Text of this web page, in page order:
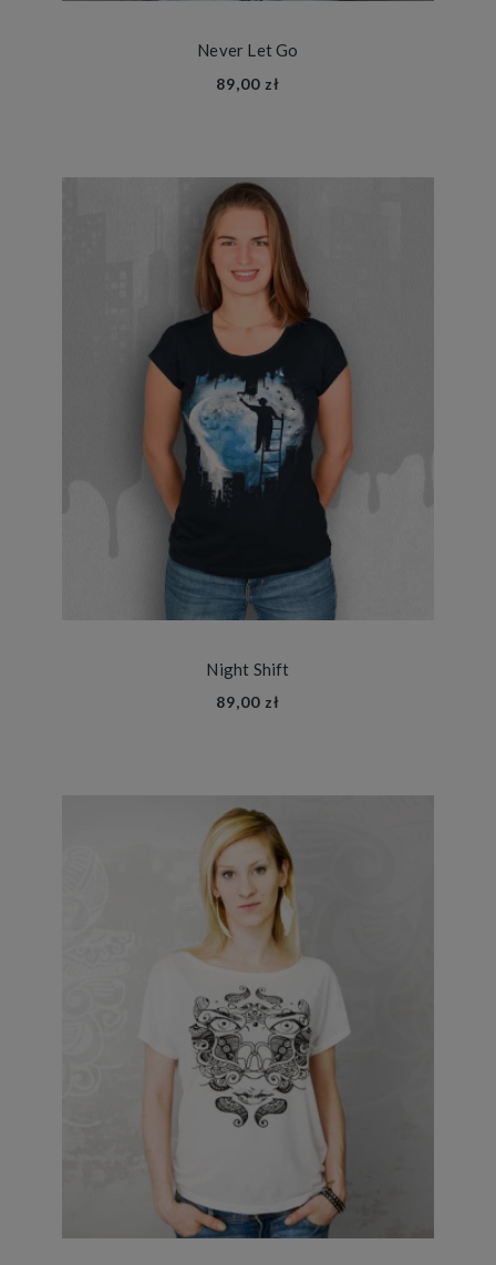
Never Let Go
89,00 zł
Night Shift
89,00 zł